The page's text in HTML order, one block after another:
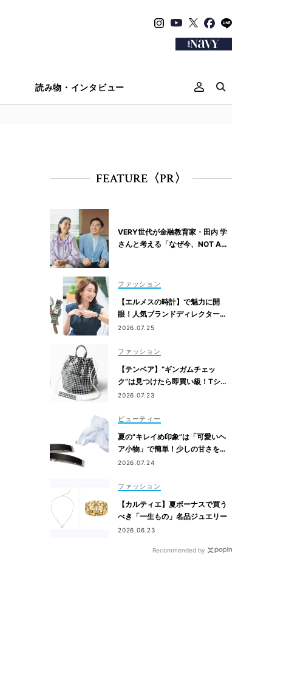
読み物・インタビュー
FEATURE〈PR〉
VERY世代が金融教育家・田内 学
さんと考える「なぜ今、NOT A
ファッション
【エルメスの時計】で魅力に開
眼！人気ブランドディレクターの
「相棒ウォッチ」ヒストリー
2026.07.25
ファッション
【テンベア】“ギンガムチェッ
ク”は見つけたら即買い級！Tシャ
ツコーデが映える「夏の相棒バッ
2026.07.23
ビューティー
夏の“キレイめ印象”は「可愛いヘ
ア小物」で簡単！少しの甘さを盛
れる5選
2026.07.24
ファッション
【カルティエ】夏ボーナスで買う
べき「一生もの」名品ジュエリー
2026.06.23
Recommended by